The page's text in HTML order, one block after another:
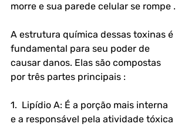
morre e sua parede celular se rompe .
A estrutura química dessas toxinas é
fundamental para seu poder de
causar danos. Elas são compostas
por três partes principais :
1.  Lipídio A: É a porção mais interna
e a responsável pela atividade tóxica